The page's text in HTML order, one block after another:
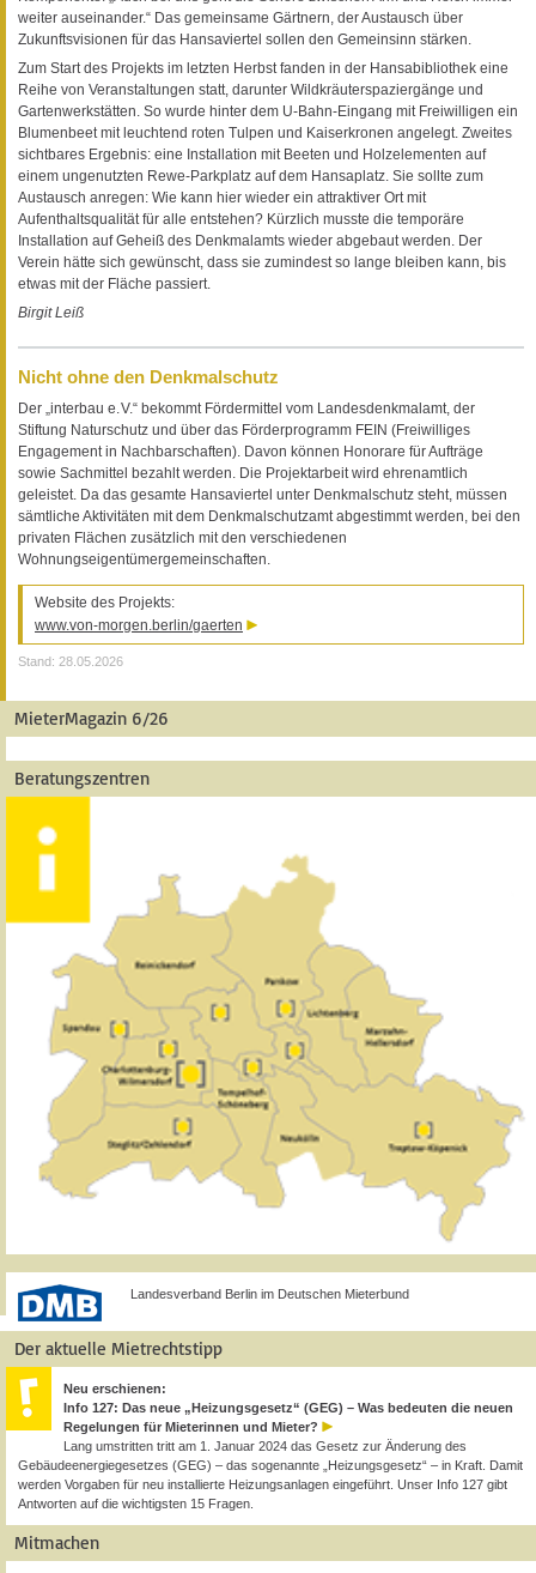
weiter auseinander.“ Das gemeinsame Gärtnern, der Austausch über
Zukunftsvisionen für das Hansaviertel sollen den Gemeinsinn stärken.
Zum Start des Projekts im letzten Herbst fanden in der Hansabibliothek eine
Reihe von Veranstaltungen statt, darunter Wildkräuterspaziergänge und
Gartenwerkstätten. So wurde hinter dem U-Bahn-Eingang mit Freiwilligen ein
Blumenbeet mit leuchtend roten Tulpen und Kaiserkronen angelegt. Zweites
sichtbares Ergebnis: eine Installation mit Beeten und Holzelementen auf
einem ungenutzten Rewe-Parkplatz auf dem Hansaplatz. Sie sollte zum
Austausch anregen: Wie kann hier wieder ein attraktiver Ort mit
Aufenthaltsqualität für alle entstehen? Kürzlich musste die temporäre
Installation auf Geheiß des Denkmalamts wieder abgebaut werden. Der
Verein hätte sich gewünscht, dass sie zumindest so lange bleiben kann, bis
etwas mit der Fläche passiert.
Birgit Leiß
Nicht ohne den Denkmalschutz
Der „interbau e. V.“ bekommt Fördermittel vom Landesdenkmalamt, der
Stiftung Naturschutz und über das Förderprogramm FEIN (Freiwilliges
Engagement in Nachbarschaften). Davon können Honorare für Aufträge
sowie Sachmittel bezahlt werden. Die Projektarbeit wird ehrenamtlich
geleistet. Da das gesamte Hansaviertel unter Denkmalschutz steht, müssen
sämtliche Aktivitäten mit dem Denkmalschutzamt abgestimmt werden, bei den
privaten Flächen zusätzlich mit den verschiedenen
Wohnungseigentümergemeinschaften.
Website des Projekts:
www.von-morgen.berlin/gaerten
Stand: 28.05.2026
MieterMagazin 6/26
Beratungszentren
Landesverband Berlin im Deutschen Mieterbund
Der aktuelle Mietrechtstipp
Neu erschienen:
Info 127: Das neue „Heizungsgesetz“ (GEG) – Was bedeuten die neuen
Regelungen für Mieterinnen und Mieter?
Lang umstritten tritt am 1. Januar 2024 das Gesetz zur Änderung des
Gebäudeenergiegesetzes (GEG) – das sogenannte „Heizungsgesetz“ – in Kraft. Damit
werden Vorgaben für neu installierte Heizungsanlagen eingeführt. Unser Info 127 gibt
Antworten auf die wichtigsten 15 Fragen.
Mitmachen